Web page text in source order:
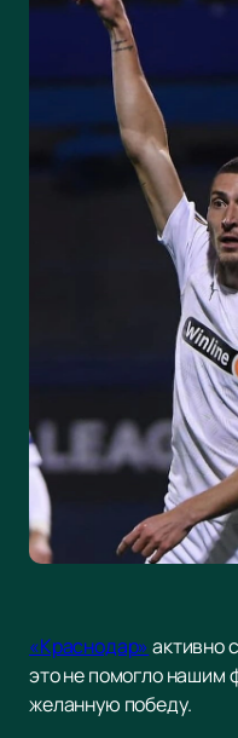
«Краснодар» активно
это не помогло нашим
желанную победу.